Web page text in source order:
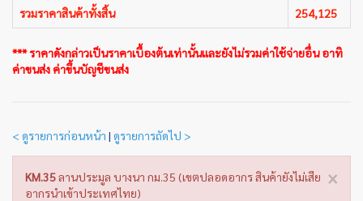
รวมราคาสินค้าทั้งสิ้น 254,125
*** ราคาดังกล่าวเป็นราคาเบื้องต้นเท่านั้นและยังไม่รวมค่าใช้จ่ายอื่น อาทิ
ค่าขนส่ง ค่าขึ้นบัญชีขนส่ง
< ดูรายการก่อนหน้า | ดูรายการถัดไป >
×
KM.35ลานประมูล บางนา กม.35 (เขตปลอดอากร สินค้ายังไม่เสีย
อากรนำเข้าประเทศไทย)